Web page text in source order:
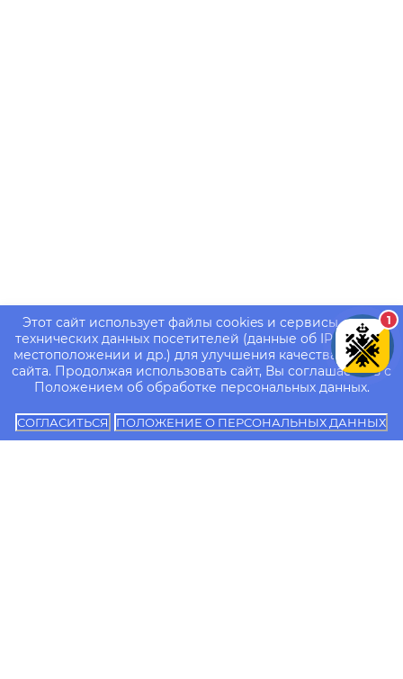
Этот сайт использует файлы cookies и сервисы сбора
технических данных посетителей (данные об IP-адресе,
местоположении и др.) для улучшения качества работы
сайта. Продолжая использовать сайт, Вы соглашаетесь с
Положением об обработке персональных данных.
СОГЛАСИТЬСЯ ПОЛОЖЕНИЕ О ПЕРСОНАЛЬНЫХ ДАННЫХ
1